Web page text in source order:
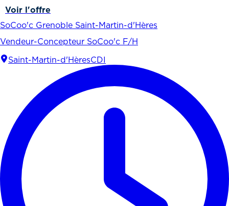
Voir l'offre
SoCoo'c Grenoble Saint-Martin-d'Hères
Vendeur-Concepteur SoCoo'c F/H
Saint-Martin-d'HèresCDI